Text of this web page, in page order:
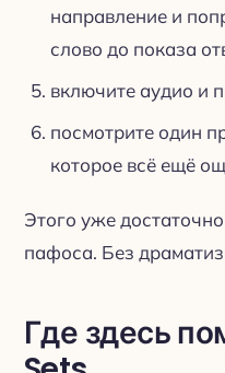
направление и
слово до показа
включите аудио и
посмотрите один
которое всё ещё
Этого уже
пафоса. Без
Где здесь